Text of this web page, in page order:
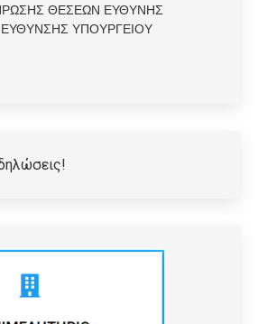
ΘΕΣΕΩΝ ΕΥΘΥΝΗΣ
ΥΠΟΥΡΓΕΙΟΥ